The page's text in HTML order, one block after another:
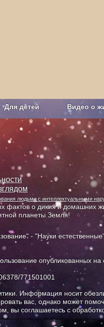
Для детей Видео о
Сельское
людьми с интеллектуальными
фактов о диких и домашних
планеты Земля!
- "Науки
опубликованных на
771501001
Информация носит
вас, однако может
вы соглашаетесь с